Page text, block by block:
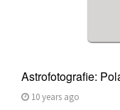
Astrofotografie:
10 years ago